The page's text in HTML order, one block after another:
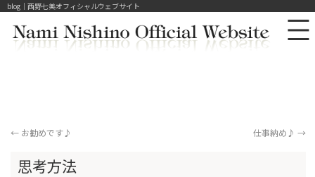
blog｜西野七美オフィシャルウェブサイト
←お勧めです♪ 仕事納め♪ →
思考方法